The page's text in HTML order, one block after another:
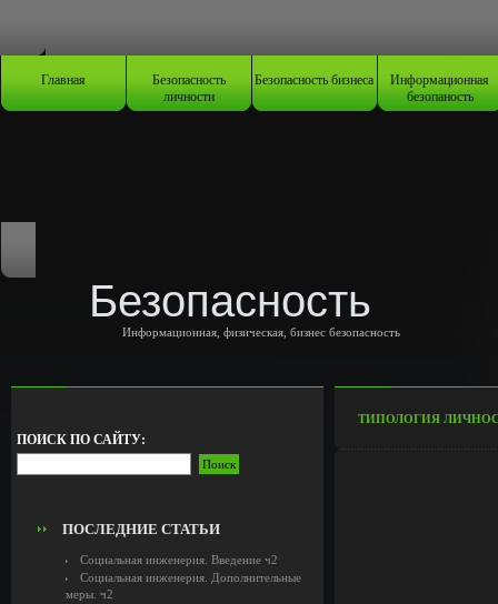
Главная Безопасность
личности
Безопасность бизнеса Информационная
безопаность
Безопасность
Информационная, физическая, бизнес безопасность
ПОИСК ПО САЙТУ:
ПОСЛЕДНИЕ СТАТЬИ
Социальная инженерия. Введение ч2
Социальная инженерия. Дополнительные
меры. ч2
TИПОЛОГИЯ